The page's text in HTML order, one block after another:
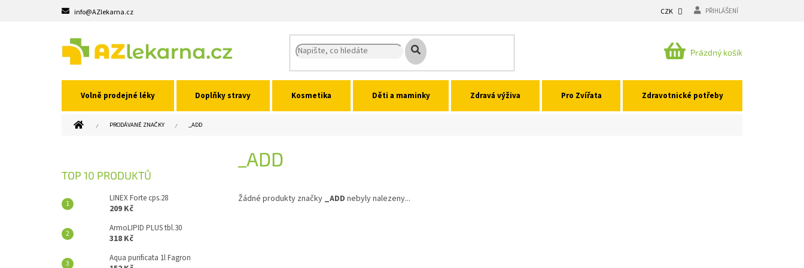
info@AZlekarna.cz CZK PŘIHLÁŠENÍ
NÁKUPNÍ
Prázdný košík
Volně prodejné léky Doplňky stravy Kosmetika Děti a maminky Zdravá výživa Pro Zvířata Zdravotnické potřeby
DOMŮ PRODÁVANÉ ZNAČKY _ADD
TOP 10 PRODUKTŮ
LINEX Forte cps.28
209 Kč
ArmoLIPID PLUS tbl.30
318 Kč
Aqua purificata 1l Fagron
_ADD
Žádné produkty značky _ADD nebyly nalezeny...